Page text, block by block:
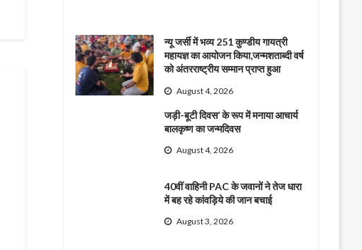
न्यू जर्सी में भव्य 251 कुण्डीय गायत्री
महायज्ञ का आयोजन किया,जन्मशताब्दी वर्ष
को अंतरराष्ट्रीय सम्मान प्राप्त हुआ
August 4, 2026
जड़ी-बूटी दिवस’ के रूप में मनाया आचार्य
बालकृष्ण का जन्मदिवस
August 4, 2026
40वीं वाहिनी PAC के जवानों ने तेज धारा
में बह रहे कांवड़िये की जान बचाई
August 3, 2026